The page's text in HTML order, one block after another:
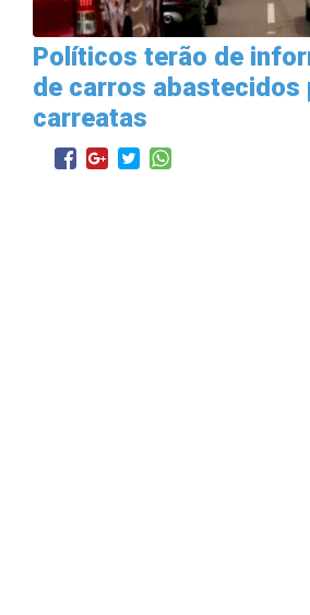
Políticos terão de
de carros abastecidos
carreatas